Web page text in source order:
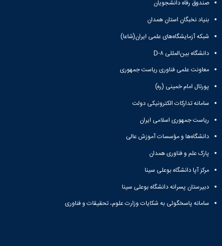
نشریات
فصلنامه
معاونت
پژوهش
فناوری
نشریه
مطالعات
فرهنگی
فهرست
نشریات
علمی
معتبر
صندوق رفاه دانشجویان
بنیاد نخبگان استان همدان
شبکه آزمایشگاه‌های علمی ایران(شاعا)
دانشگاه بین‌المللی D-۸
معاونت علمی فناوری ریاست جمهوری
پورتال امام خمینی (ره)
سامانه تدارکات الکترونیکی دولت
ریاست جمهوری اسلامی ایران
دانشگاه‌ها و مؤسسات آموزش عالی
پارک علم و فناوری همدان
مرکز آپا دانشگاه بوعلی سینا
دبیرستان پسرانه دانشگاه بوعلی سینا
سامانه پاسخگوئی به شکایات وزارت علوم، تحقیقات و فناوری